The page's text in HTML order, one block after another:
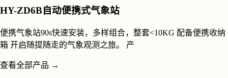
HY-ZD6B自动便携式气象站
便携气象站90s快速安装，多样组合，整套<10KG 配备便携收纳
箱 开启随提随走的气象观测之旅。 产
查看全部产品 →